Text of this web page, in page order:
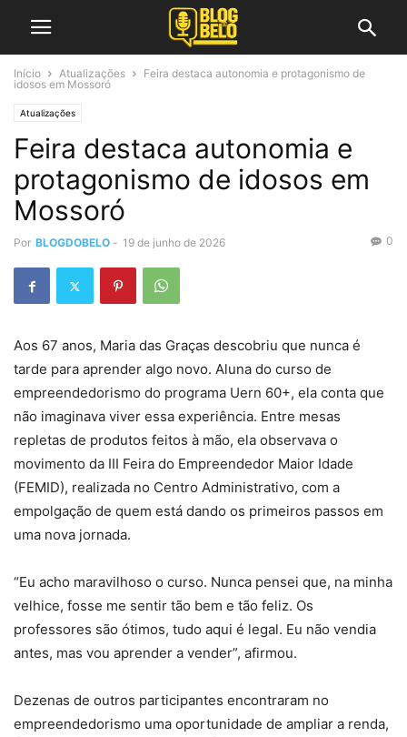
Início Atualizações
Feira destaca autonomia e protagonismo de
idosos em Mossoró
Atualizações
Feira destaca autonomia e
protagonismo de idosos em
Mossoró
Por BLOGDOBELO - 19 de junho de 2026 0
Aos 67 anos, Maria das Graças descobriu que nunca é
tarde para aprender algo novo. Aluna do curso de
empreendedorismo do programa Uern 60+, ela conta que
não imaginava viver essa experiência. Entre mesas
repletas de produtos feitos à mão, ela observava o
movimento da III Feira do Empreendedor Maior Idade
(FEMID), realizada no Centro Administrativo, com a
empolgação de quem está dando os primeiros passos em
uma nova jornada.
“Eu acho maravilhoso o curso. Nunca pensei que, na minha
velhice, fosse me sentir tão bem e tão feliz. Os
professores são ótimos, tudo aqui é legal. Eu não vendia
antes, mas vou aprender a vender”, afirmou.
Dezenas de outros participantes encontraram no
empreendedorismo uma oportunidade de ampliar a renda,